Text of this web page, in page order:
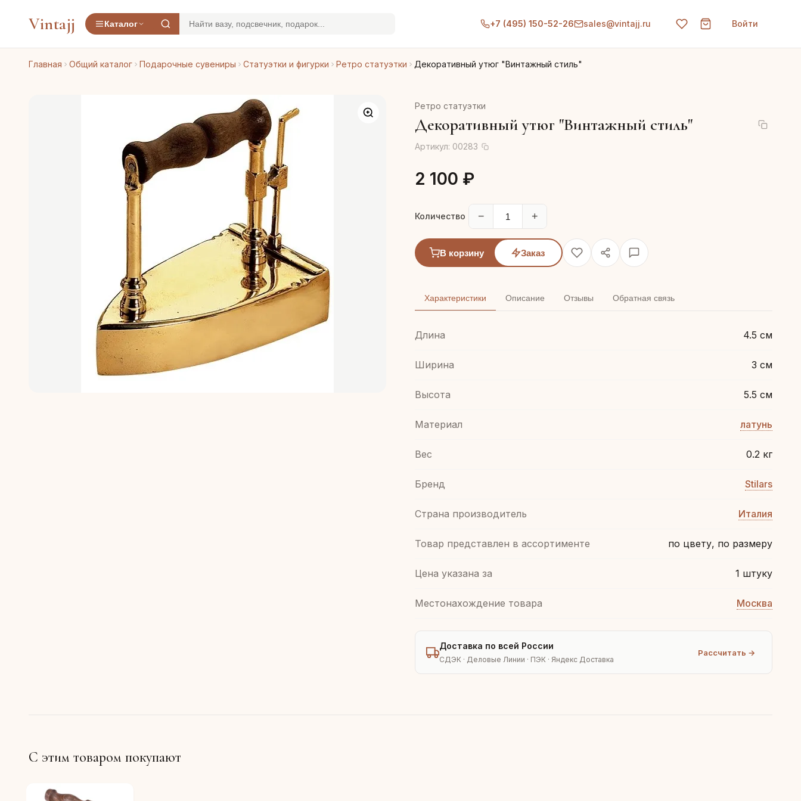
Vintajj Каталог +7 (495) 150-52-26 sales@vintajj.ru Войти
Главная Общий каталог Подарочные сувениры Статуэтки и фигурки Ретро статуэтки Декоративный утюг "Винтажный стиль"
Ретро статуэтки
Декоративный утюг "Винтажный стиль"
Артикул: 00283
2 100 ₽
Количество − +
В корзину Заказ
Характеристики Описание Отзывы Обратная связь
Длина 4.5 см
Ширина 3 см
Высота 5.5 см
Материал латунь
Вес 0.2 кг
Бренд Stilars
Страна производитель Италия
Товар представлен в ассортименте по цвету, по размеру
Цена указана за 1 штуку
Местонахождение товара Москва
Доставка по всей России
СДЭК · Деловые Линии · ПЭК · Яндекс Доставка
Рассчитать →
С этим товаром покупают